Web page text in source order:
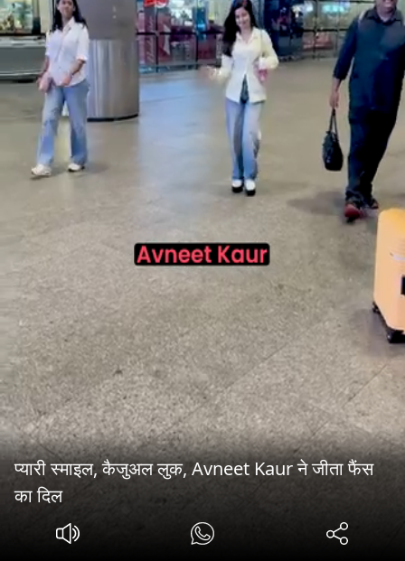
प्यारी स्माइल, कैजुअल लुक, Avneet Kaur ने जीता फैंस
का दिल